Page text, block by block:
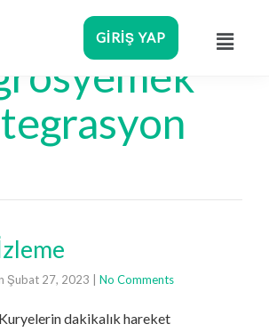
GIRIŞ YAP
Şubat 27, 2023 No Comments
dakikalık hareket